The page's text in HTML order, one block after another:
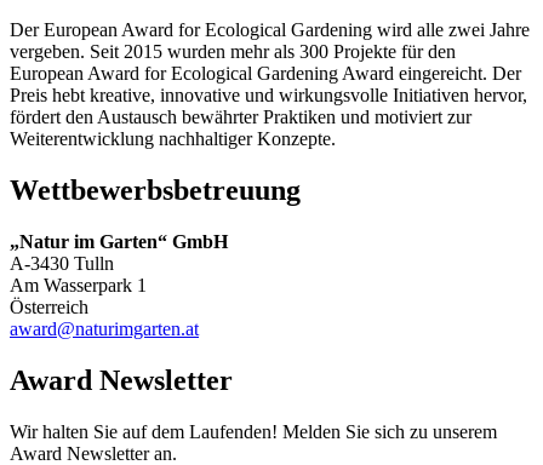
Der European Award for Ecological Gardening wird alle zwei Jahre
vergeben. Seit 2015 wurden mehr als 300 Projekte für den
European Award for Ecological Gardening Award eingereicht. Der
Preis hebt kreative, innovative und wirkungsvolle Initiativen hervor,
fördert den Austausch bewährter Praktiken und motiviert zur
Weiterentwicklung nachhaltiger Konzepte.
Wettbewerbsbetreuung
„Natur im Garten“ GmbH
A-3430 Tulln
Am Wasserpark 1
Österreich
award@naturimgarten.at
Award Newsletter
Wir halten Sie auf dem Laufenden! Melden Sie sich zu unserem
Award Newsletter an.